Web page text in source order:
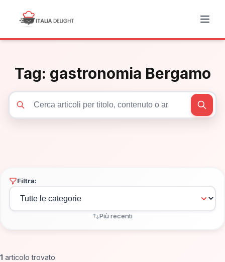
Tag: gastronomia Bergamo
Filtra:
Più recenti
1 articolo trovato